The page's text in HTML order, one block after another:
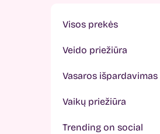
visos prekės
veido priežiūra
vasaros išpardavimas
vaikų priežiūra
trending on social